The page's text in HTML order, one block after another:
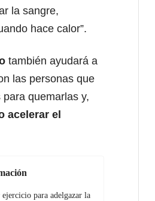
la sangre,
hace calor”.
también ayudará a
las personas que
quemarlas y,
acelerar el
para adelgazar la